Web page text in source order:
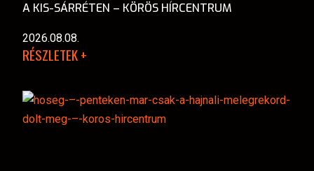
A KIS-SÁRRÉTEN – KÖRÖS HÍRCENTRUM
2026.08.08.
RÉSZLETEK +